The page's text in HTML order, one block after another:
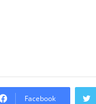
Facebook